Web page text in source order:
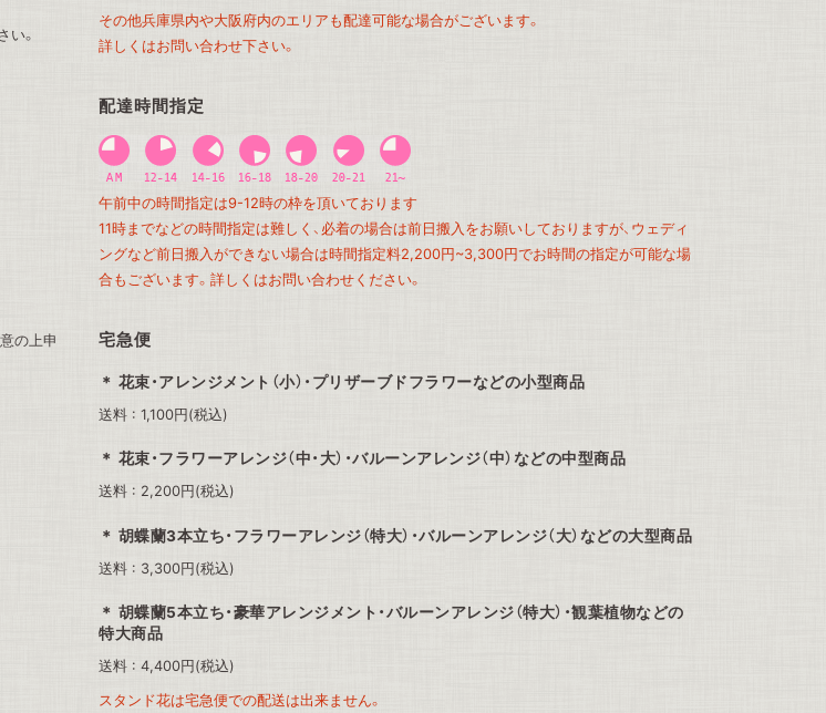
い。
の上申
その他兵庫県内や大阪府内のエリアも配達可能な場合がございます。
詳しくはお問い合わせ下さい。
配達時間指定
午前中の時間指定は9-12時の枠を頂いております
11時までなどの時間指定は難しく、必着の場合は前日搬入をお願いしておりますが、ウェディ
ングなど前日搬入ができない場合は時間指定料2,200円~3,300円でお時間の指定が可能な場
合もございます。詳しくはお問い合わせください。
宅急便
花束・アレンジメント（小）・プリザーブドフラワーなどの小型商品
送料 : 1,100円(税込)
花束・フラワーアレンジ（中・大）・バルーンアレンジ（中）などの中型商品
送料 : 2,200円(税込)
胡蝶蘭3本立ち・フラワーアレンジ（特大）・バルーンアレンジ（大）などの大型商品
送料 : 3,300円(税込)
胡蝶蘭5本立ち・豪華アレンジメント・バルーンアレンジ（特大）・観葉植物などの
特大商品
送料 : 4,400円(税込)
スタンド花は宅急便での配送は出来ません。